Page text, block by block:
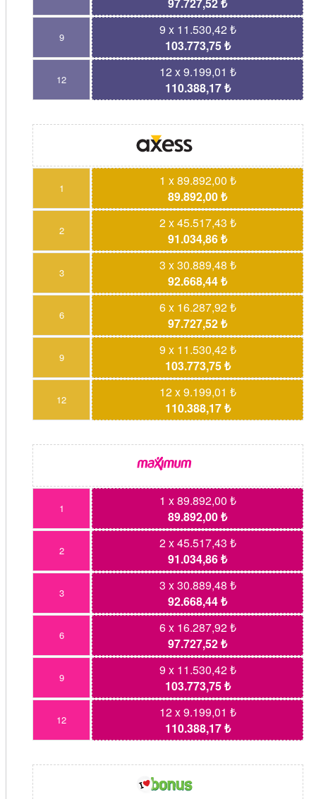
97.727,52 ₺
9
9 x 11.530,42 ₺
103.773,75 ₺
12
12 x 9.199,01 ₺
110.388,17 ₺
1
1 x 89.892,00 ₺
89.892,00 ₺
2
2 x 45.517,43 ₺
91.034,86 ₺
3
3 x 30.889,48 ₺
92.668,44 ₺
6
6 x 16.287,92 ₺
97.727,52 ₺
9
9 x 11.530,42 ₺
103.773,75 ₺
12
12 x 9.199,01 ₺
110.388,17 ₺
1
1 x 89.892,00 ₺
89.892,00 ₺
2
2 x 45.517,43 ₺
91.034,86 ₺
3
3 x 30.889,48 ₺
92.668,44 ₺
6
6 x 16.287,92 ₺
97.727,52 ₺
9
9 x 11.530,42 ₺
103.773,75 ₺
12
12 x 9.199,01 ₺
110.388,17 ₺